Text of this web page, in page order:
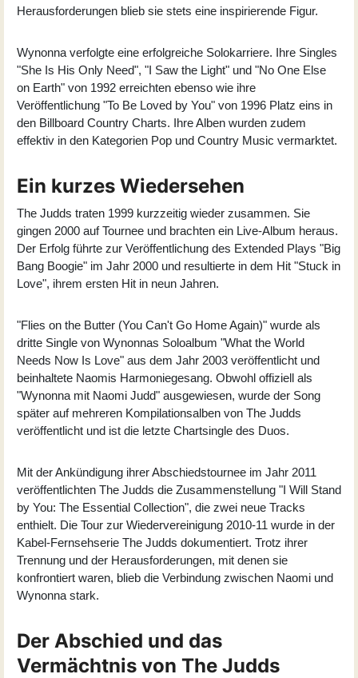
Herausforderungen blieb sie stets eine inspirierende Figur.
Wynonna verfolgte eine erfolgreiche Solokarriere. Ihre Singles
"She Is His Only Need", "I Saw the Light" und "No One Else
on Earth" von 1992 erreichten ebenso wie ihre
Veröffentlichung "To Be Loved by You" von 1996 Platz eins in
den Billboard Country Charts. Ihre Alben wurden zudem
effektiv in den Kategorien Pop und Country Music vermarktet.
Ein kurzes Wiedersehen
The Judds traten 1999 kurzzeitig wieder zusammen. Sie
gingen 2000 auf Tournee und brachten ein Live-Album heraus.
Der Erfolg führte zur Veröffentlichung des Extended Plays "Big
Bang Boogie" im Jahr 2000 und resultierte in dem Hit "Stuck in
Love", ihrem ersten Hit in neun Jahren.
"Flies on the Butter (You Can't Go Home Again)" wurde als
dritte Single von Wynonnas Soloalbum "What the World
Needs Now Is Love" aus dem Jahr 2003 veröffentlicht und
beinhaltete Naomis Harmoniegesang. Obwohl offiziell als
"Wynonna mit Naomi Judd" ausgewiesen, wurde der Song
später auf mehreren Kompilationsalben von The Judds
veröffentlicht und ist die letzte Chartsingle des Duos.
Mit der Ankündigung ihrer Abschiedstournee im Jahr 2011
veröffentlichten The Judds die Zusammenstellung "I Will Stand
by You: The Essential Collection", die zwei neue Tracks
enthielt. Die Tour zur Wiedervereinigung 2010-11 wurde in der
Kabel-Fernsehserie The Judds dokumentiert. Trotz ihrer
Trennung und der Herausforderungen, mit denen sie
konfrontiert waren, blieb die Verbindung zwischen Naomi und
Wynonna stark.
Der Abschied und das
Vermächtnis von The Judds